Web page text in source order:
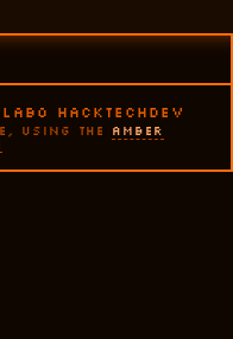
HACKTECHDEV
USING THE AMBER